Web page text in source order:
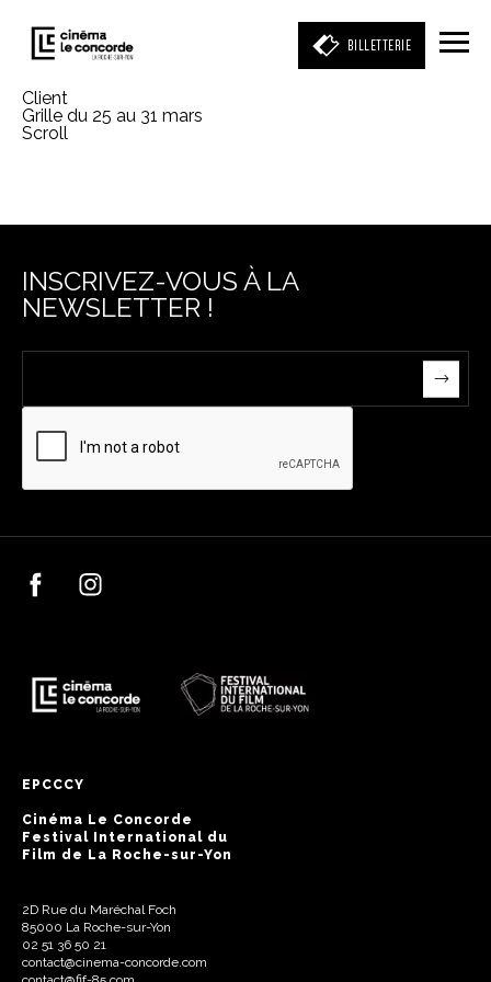
BILLETTERIE
Client
Grille du 25 au 31 mars
Scroll
INSCRIVEZ-VOUS À LA
NEWSLETTER !
EPCCCY
Cinéma Le Concorde
Festival International du
Film de La Roche-sur-Yon
2D Rue du Maréchal Foch
85000 La Roche-sur-Yon
02 51 36 50 21
contact@cinema-concorde.com